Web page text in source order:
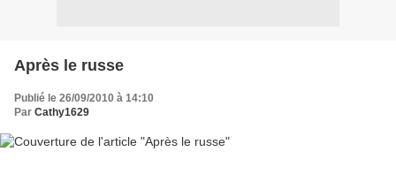
Après le russe
Publié le 26/09/2010 à 14:10
Par Cathy1629